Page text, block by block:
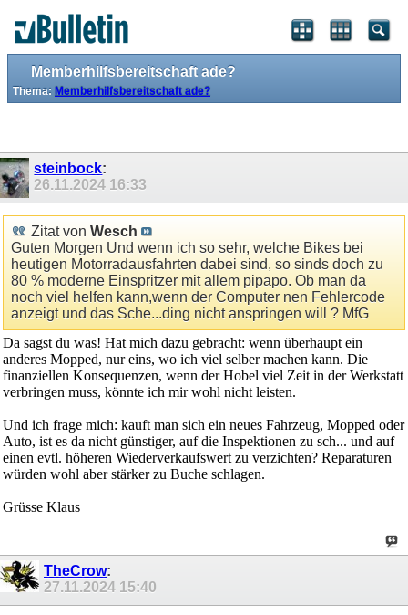
Memberhilfsbereitschaft ade?
Thema: Memberhilfsbereitschaft ade?
steinbock:
26.11.2024 16:33
Zitat von Wesch
Guten Morgen Und wenn ich so sehr, welche Bikes bei
heutigen Motorradausfahrten dabei sind, so sinds doch zu
80 % moderne Einspritzer mit allem pipapo. Ob man da
noch viel helfen kann,wenn der Computer nen Fehlercode
anzeigt und das Sche...ding nicht anspringen will ? MfG
Da sagst du was! Hat mich dazu gebracht: wenn überhaupt ein
anderes Mopped, nur eins, wo ich viel selber machen kann. Die
finanziellen Konsequenzen, wenn der Hobel viel Zeit in der Werkstatt
verbringen muss, könnte ich mir wohl nicht leisten.
Und ich frage mich: kauft man sich ein neues Fahrzeug, Mopped oder
Auto, ist es da nicht günstiger, auf die Inspektionen zu sch... und auf
einen evtl. höheren Wiederverkaufswert zu verzichten? Reparaturen
würden wohl aber stärker zu Buche schlagen.
Grüsse Klaus
TheCrow:
27.11.2024 15:40